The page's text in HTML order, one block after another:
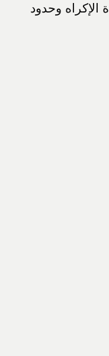
الإكراه وحدود